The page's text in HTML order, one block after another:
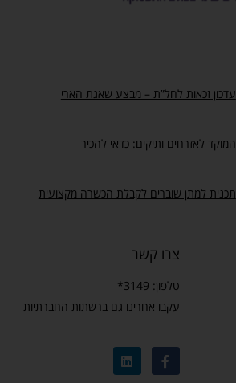
עדכון זכאות לחל”ת – מבצע שאגת הארי
המוקד לאזרחים ותיקים: כדאי להכיר
תכנית למתן שוברים לקבלת הכשרה מקצועית
צרו קשר
טלפון: 3149*
עקבו אחרינו גם ברשתות החברתיות